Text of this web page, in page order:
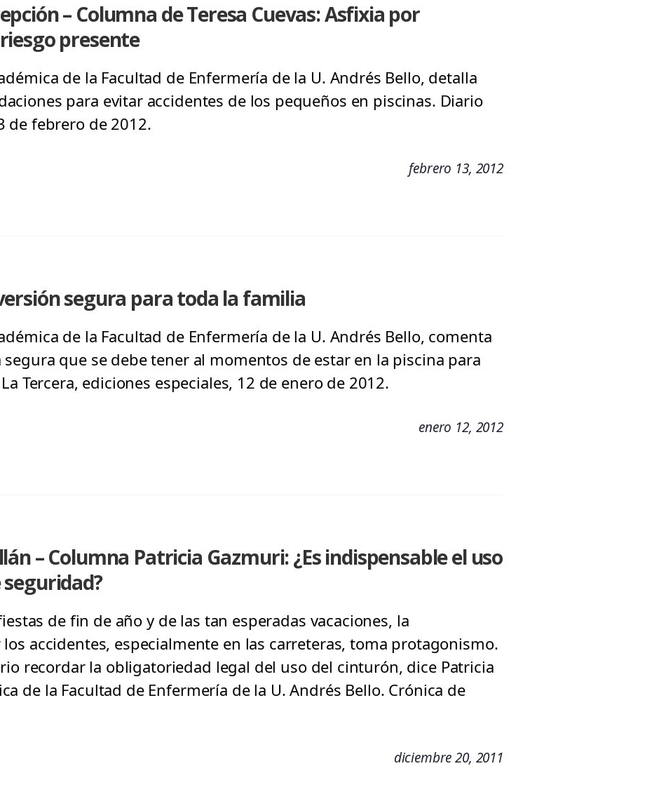
– Columna de Teresa Cuevas: Asfixia por
presente
de la Facultad de Enfermería de la U. Andrés Bello, detalla
para evitar accidentes de los pequeños en piscinas. Diario
de febrero de 2012.
febrero 13, 2012
segura para toda la familia
de la Facultad de Enfermería de la U. Andrés Bello, comenta
que se debe tener al momentos de estar en la piscina para
Tercera, ediciones especiales, 12 de enero de 2012.
enero 12, 2012
– Columna Patricia Gazmuri: ¿Es indispensable el uso
de fin de año y de las tan esperadas vacaciones, la
accidentes, especialmente en las carreteras, toma protagonismo.
recordar la obligatoriedad legal del uso del cinturón, dice Patricia
de la Facultad de Enfermería de la U. Andrés Bello. Crónica de
diciembre 20, 2011